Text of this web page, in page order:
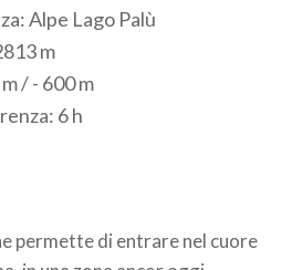
Alpe Lago Palù
m
/ - 600 m
6 h
permette di entrare nel cuore